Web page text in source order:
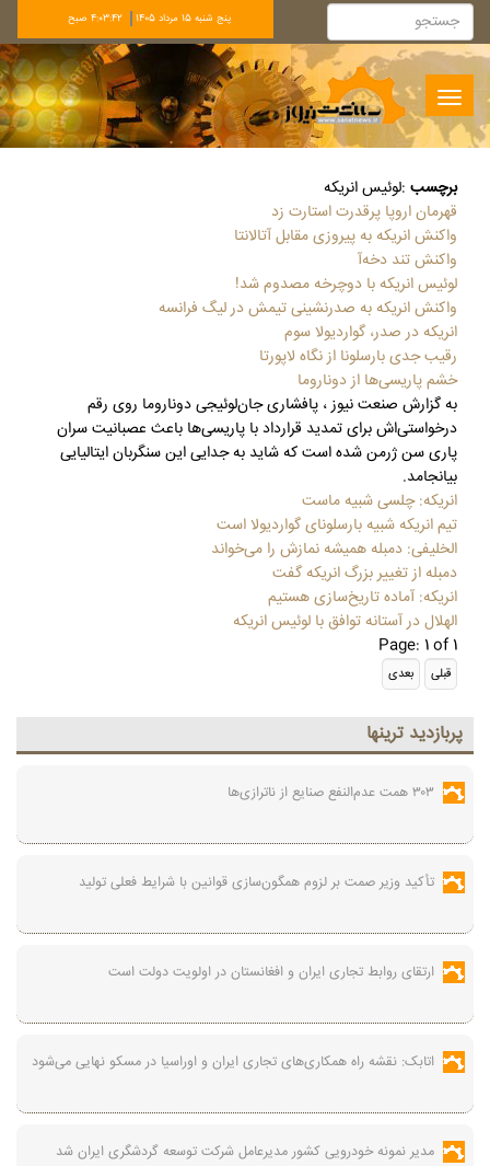
پنج شنبه 15 مرداد 1405 4:03:42 صبح
Toggle
navigation
برچسب :لوئیس انریکه
قهرمان اروپا پرقدرت استارت زد
واکنش انریکه به پیروزی مقابل آتالانتا
واکنش تند دخه‌آ
لوئیس انریکه با دوچرخه مصدوم شد!
واکنش انریکه به صدرنشینی تیمش در لیگ فرانسه
انریکه در صدر، گواردیولا سوم
رقیب جدی بارسلونا از نگاه لاپورتا
خشم پاریسی‌ها از دوناروما
به گزارش صنعت نیوز ، پافشاری جان‌لوئیجی دوناروما روی رقم
درخواستی‌اش برای تمدید قرارداد با پاریسی‌ها باعث عصبانیت سران
پاری سن ژرمن شده است که شاید به جدایی این سنگربان ایتالیایی
بیانجامد.
انریکه: چلسی شبیه ماست
تیم انریکه شبیه بارسلونای گواردیولا است
الخلیفی: دمبله همیشه نمازش را می‌خواند
دمبله از تغییر بزرگ انریکه گفت
انریکه: آماده تاریخ‌سازی هستیم
الهلال در آستانه توافق با لوئیس انریکه
Page: 1 of 1
پربازديد ترينها
۳۰۳ همت عدم‌النفع صنایع از ناترازی‌ها
تأکید وزیر صمت بر لزوم همگون‌سازی قوانین با شرایط فعلی تولید
ارتقای روابط تجاری ایران و افغانستان در اولویت دولت است
اتابک: نقشه راه همکاری‌های تجاری ایران و اوراسیا در مسکو نهایی می‌شود
مدیر نمونه خودرویی کشور مدیرعامل شرکت توسعه گردشگری ایران شد